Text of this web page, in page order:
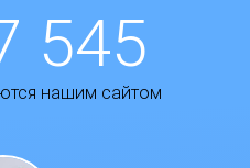
545
нашим сайтом